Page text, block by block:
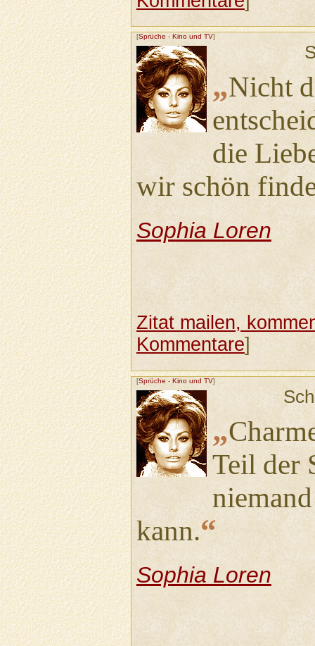
[Sprüche - Kino und TV]
„Nicht
die
wir schön
Sophia Loren
Zitat mailen,
Kommentare]
[Sprüche - Kino und TV]
„
Teil der
kann.“
Sophia Loren